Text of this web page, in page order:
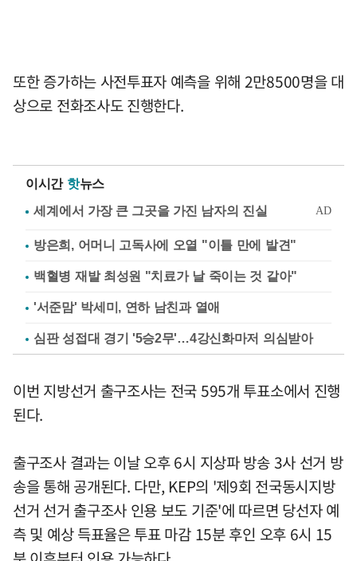
또한 증가하는 사전투표자 예측을 위해 2만8500명을 대
상으로 전화조사도 진행한다.
이시간 핫뉴스
방은희, 어머니 고독사에 오열 "이틀 만에 발견"
백혈병 재발 최성원 "치료가 날 죽이는 것 같아"
'서준맘' 박세미, 연하 남친과 열애
심판 성접대 경기 '5승2무'…4강신화마저 의심받아
이번 지방선거 출구조사는 전국 595개 투표소에서 진행
된다.
출구조사 결과는 이날 오후 6시 지상파 방송 3사 선거 방
송을 통해 공개된다. 다만, KEP의 '제9회 전국동시지방
선거 선거 출구조사 인용 보도 기준'에 따르면 당선자 예
측 및 예상 득표율은 투표 마감 15분 후인 오후 6시 15